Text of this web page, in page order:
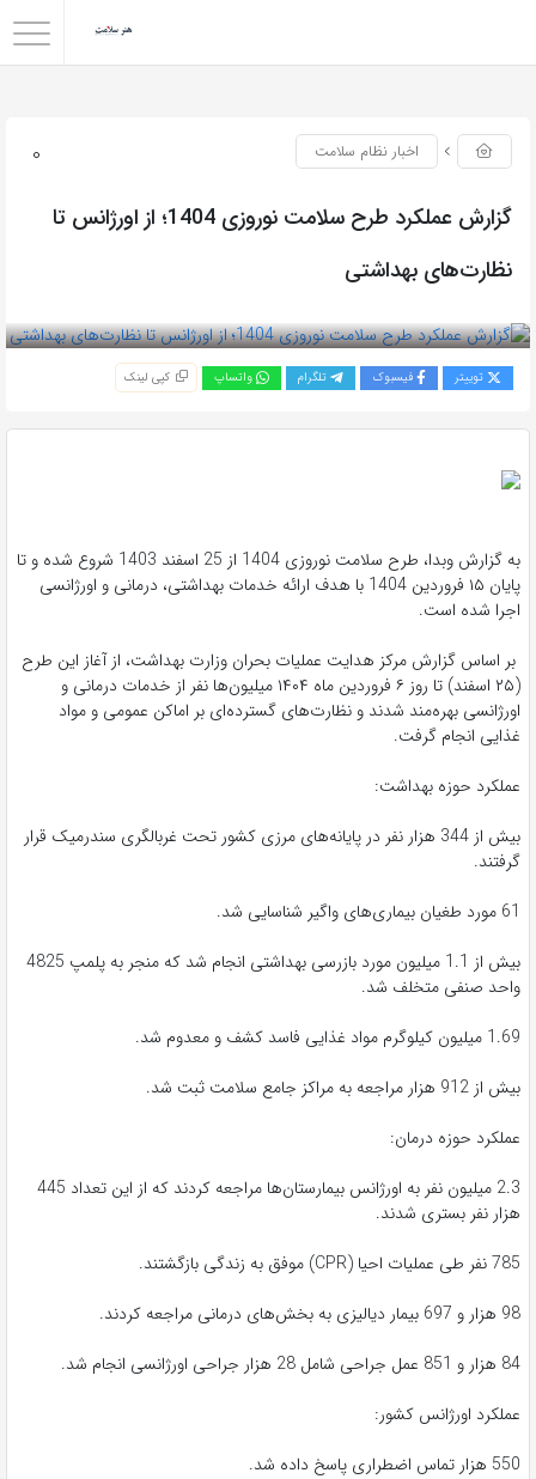
0 اخبار نظام سلامت
گزارش عملکرد طرح سلامت نوروزی 1404؛ از اورژانس تا
نظارت‌های بهداشتی
توییتر فیسبوک تلگرام واتساپ کپی لینک
به گزارش وبدا، طرح سلامت نوروزی 1404 از 25 اسفند 1403 شروع شده و تا
پایان ۱۵ فروردین 1404 با هدف ارائه خدمات بهداشتی، درمانی و اورژانسی
اجرا شده است.
بر اساس گزارش مرکز هدایت عملیات بحران وزارت بهداشت، از آغاز این طرح
(۲۵ اسفند) تا روز ۶ فروردین ماه ۱۴۰۴ میلیون‌ها نفر از خدمات درمانی و
اورژانسی بهره‌مند شدند و نظارت‌های گسترده‌ای بر اماکن عمومی و مواد
غذایی انجام گرفت.
عملکرد حوزه بهداشت:
بیش از 344 هزار نفر در پایانه‌های مرزی کشور تحت غربالگری سندرمیک قرار
گرفتند.
61 مورد طغیان بیماری‌های واگیر شناسایی شد.
بیش از 1.1 میلیون مورد بازرسی بهداشتی انجام شد که منجر به پلمپ 4825
واحد صنفی متخلف شد.
1.69 میلیون کیلوگرم مواد غذایی فاسد کشف و معدوم شد.
بیش از 912 هزار مراجعه به مراکز جامع سلامت ثبت شد.
عملکرد حوزه درمان:
2.3 میلیون نفر به اورژانس بیمارستان‌ها مراجعه کردند که از این تعداد 445
هزار نفر بستری شدند.
785 نفر طی عملیات احیا (CPR) موفق به زندگی بازگشتند.
98 هزار و 697 بیمار دیالیزی به بخش‌های درمانی مراجعه کردند.
84 هزار و 851 عمل جراحی شامل 28 هزار جراحی اورژانسی انجام شد.
عملکرد اورژانس کشور:
550 هزار تماس اضطراری پاسخ داده شد.